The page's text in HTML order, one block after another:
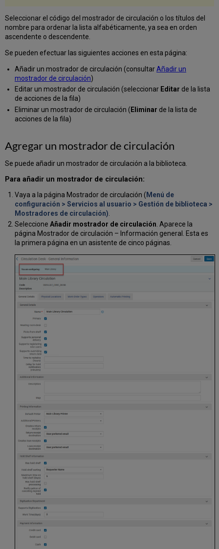
Seleccionar el código del mostrador de circulación o los títulos del
nombre para ordenar la lista alfabéticamente, ya sea en orden
ascendente o descendente.
Se pueden efectuar las siguientes acciones en esta página:
Añadir un mostrador de circulación (consultarAñadir un
mostrador de circulación)
Editar un mostrador de circulación (seleccionar Editar de la lista
de acciones de la fila)
Eliminar un mostrador de circulación ( Eliminar de la lista de
acciones de la fila)
Agregar un mostrador de circulación
Se puede añadir un mostrador de circulación a la biblioteca.
Para añadir un mostrador de circulación:
Vaya a la página Mostrador de circulación ( Menú de
configuración > Servicios al usuario > Gestión de biblioteca >
Mostradores de circulación)
Seleccione Añadir mostrador de circulación . Aparece la
página Mostrador de circulación – Información general. Esta es
la primera página en un asistente de cinco páginas.